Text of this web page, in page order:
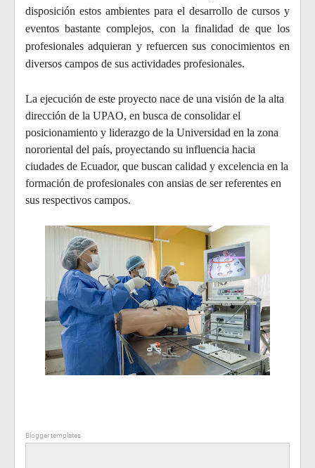
disposición estos ambientes para el desarrollo de cursos y
eventos bastante complejos, con la finalidad de que los
profesionales adquieran y refuercen sus conocimientos en
diversos campos de sus actividades profesionales.
La ejecución de este proyecto nace de una visión de la alta
dirección de la UPAO, en busca de consolidar el
posicionamiento y liderazgo de la Universidad en la zona
nororiental del país, proyectando su influencia hacia
ciudades de Ecuador, que buscan calidad y excelencia en la
formación de profesionales con ansias de ser referentes en
sus respectivos campos.
Blogger templates